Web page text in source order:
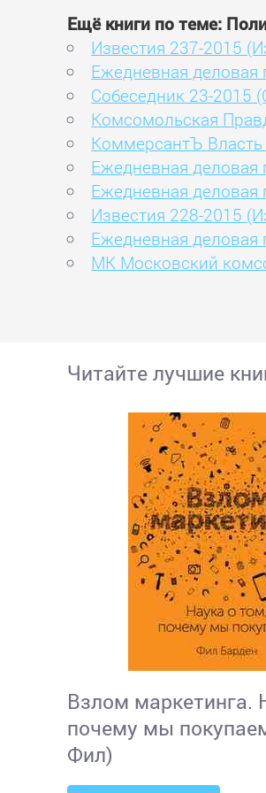
Ещё книги по теме:
Известия 237-2015
Ежедневная деловая
Собеседник 23-2015
Комсомольская
КоммерсантЪ
Ежедневная деловая
Ежедневная деловая
Известия 228-2015
Ежедневная деловая
МК Московский
Читайте лучшие
Взлом маркетинга.
почему мы
Фил)